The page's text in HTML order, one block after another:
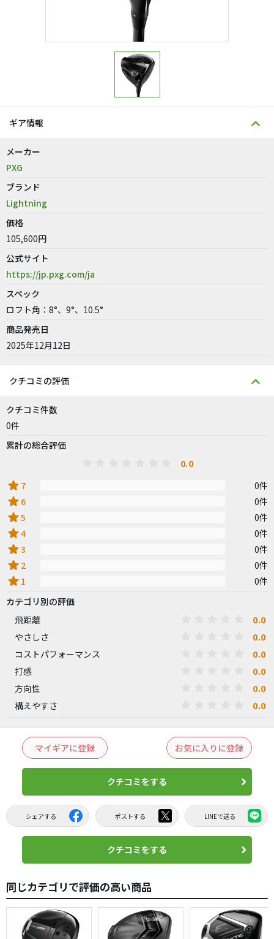
ギア情報
メーカー
PXG
ブランド
Lightning
価格
105,600円
公式サイト
https://jp.pxg.com/ja
スペック
ロフト角：8°、9°、10.5°
商品発売日
2025年12月12日
クチコミの評価
クチコミ件数
0件
累計の総合評価
0.0
star 7 0件
star 6 0件
star5 0件
star4 0件
star3 0件
star 2 0件
star 1
0件
カテゴリ別の評価
飛距離
0.0
やさしさ 0.0
コストパフォーマンス 0.0
打感 0.0
方向性 0.0
構えやすさ 0.0
マイギアに登録 お気に入りに登録
クチコミをする
シェアする ポストする LINEで送る
クチコミをする
同じカテゴリで評価の高い商品